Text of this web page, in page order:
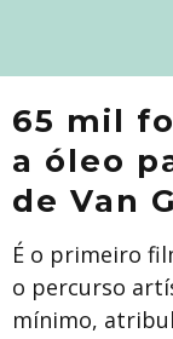
65 mil
a óleo
de Van
É o primeiro
o percurso
mínimo,